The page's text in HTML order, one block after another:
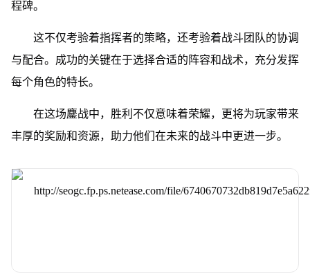
程碑。
这不仅考验着指挥者的策略，还考验着战斗团队的协调
与配合。成功的关键在于选择合适的阵容和战术，充分发挥
每个角色的特长。
在这场鏖战中，胜利不仅意味着荣耀，更将为玩家带来
丰厚的奖励和资源，助力他们在未来的战斗中更进一步。